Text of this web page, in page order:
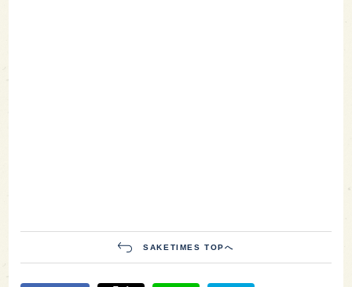
SAKETIMES TOPへ